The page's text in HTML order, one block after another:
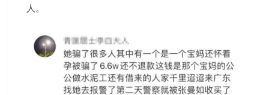
人。